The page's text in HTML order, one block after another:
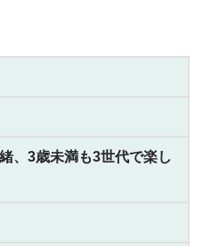
、3歳未満も3世代で楽し